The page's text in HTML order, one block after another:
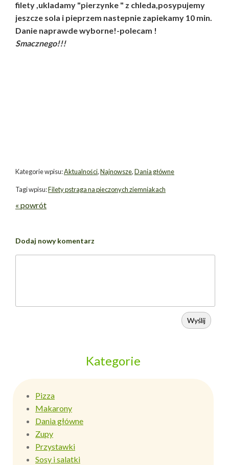
filety ,ukladamy "pierzynke " z chleda,posypujemy
jeszcze sola i pieprzem nastepnie zapiekamy 10 min.
Danie naprawde wyborne!-polecam !
Smacznego!!!
Kategorie wpisu:Aktualności,Najnowsze,Dania główne
Tagi wpisu:Filety pstraga na pieczonych ziemniakach
« powrót
Dodaj nowy komentarz
Wyślij
Kategorie
Pizza
Makarony
Dania główne
Zupy
Przystawki
Sosy i salatki